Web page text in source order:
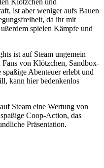
Klötzchen und
ist aber weniger aufs Bauen
da ihr mit
spielen Kämpfe und
ist auf Steam ungemein
von Klötzchen, Sandbox-
Abenteuer erlebt und
kann hier bedenkenlos
Steam eine Wertung von
Coop-Action, das
Präsentation.